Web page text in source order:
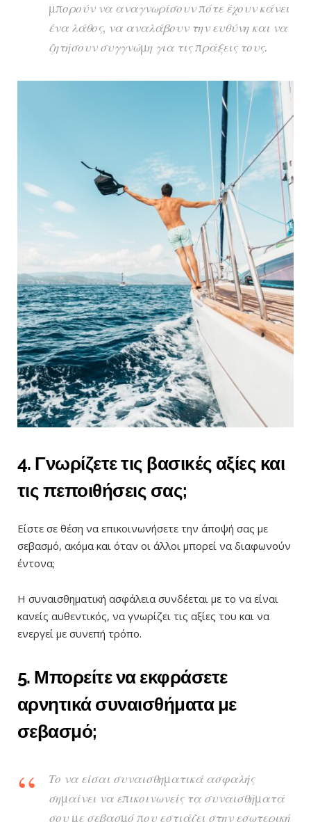
μπορούν να αναγνωρίσουν πότε έχουν κάνει
ένα λάθος, να αναλάβουν την ευθύνη και να
ζητήσουν συγγνώμη για τις πράξεις τους.
4. Γνωρίζετε τις βασικές αξίες και
τις πεποιθήσεις σας;
Είστε σε θέση να επικοινωνήσετε την άποψή σας με
σεβασμό, ακόμα και όταν οι άλλοι μπορεί να διαφωνούν
έντονα;
Η συναισθηματική ασφάλεια συνδέεται με το να είναι
κανείς αυθεντικός, να γνωρίζει τις αξίες του και να
ενεργεί με συνεπή τρόπο.
5. Μπορείτε να εκφράσετε
αρνητικά συναισθήματα με
σεβασμό;
Το να είσαι συναισθηματικά ασφαλής
σημαίνει να επικοινωνείς τα συναισθήματά
σου με σεβασμό που εστιάζει στην εσωτερική